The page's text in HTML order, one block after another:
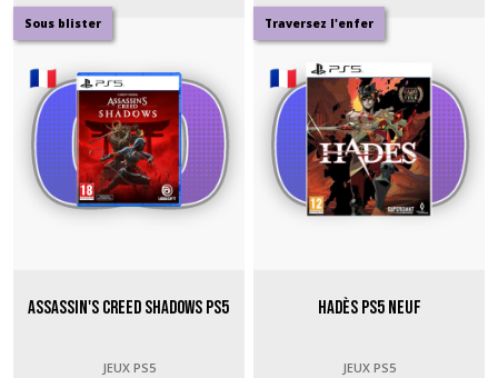
Sous blister
Assassin's Creed Shadows PS5
JEUX PS5
Traversez l'enfer
Hadès PS5 neuf
JEUX PS5